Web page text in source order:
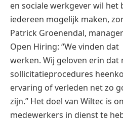
en sociale werkgever wil
iedereen mogelijk maken,
Patrick Groenendal,
Open Hiring: “We vinden
werken. Wij geloven erin
sollicitatieprocedures
ervaring of verleden net zo
zijn.” Het doel van Wiltec is
medewerkers in dienst te